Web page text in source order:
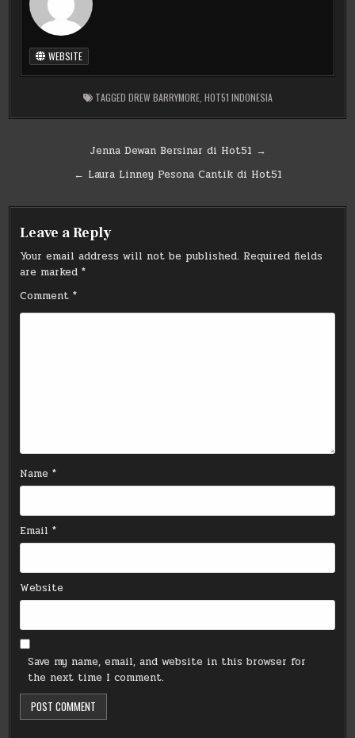
WEBSITE
TAGGED DREW BARRYMORE, HOT51 INDONESIA
navigation
Jenna Dewan Bersinar di Hot51 →
← Laura Linney Pesona Cantik di Hot51
Leave a Reply
Your email address will not be published. Required fields
are marked*
Comment*
Name*
Email*
Website
Save my name, email, and website in this browser for
the next time I comment.